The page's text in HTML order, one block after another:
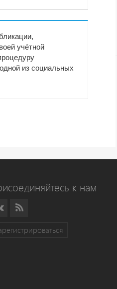
учётной
из социальных
к нам